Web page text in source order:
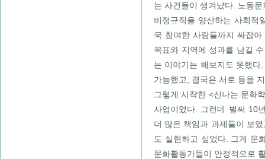
는 사건들이 생겨났다. 노동
비정규직을 양산하는 사회적
국 참여한 사람들까지 싸잡
목표와 지역에 성과를 남길
는 이야기는 해보지도 못했
가능했고, 결국은 서로 등을
그렇게 시작한 <신나는 문화
사업이었다. 그런데 벌써 10
더 많은 책임과 과제들이 보
도 실현하고 싶었다. 그게 문
문화활동가들이 안정적으로